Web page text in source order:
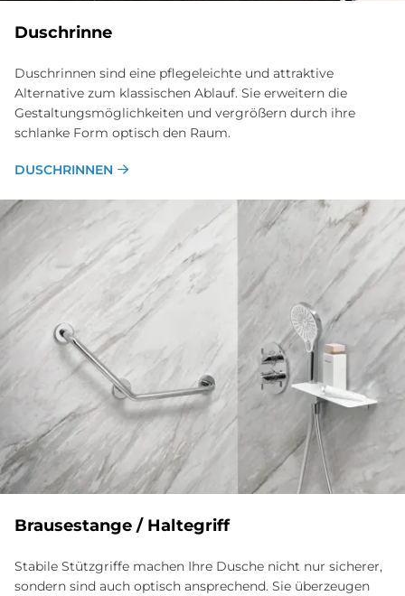
Dusch­rin­ne
Duschrinnen sind eine pflegeleichte und attraktive
Alternative zum klassischen Ablauf. Sie er­weitern die
Gestaltungs­möglichkeiten und ver­größern durch ihre
schlanke Form optisch den Raum.
DUSCHRINNEN
Brau­se­stan­ge / Hal­te­griff
Stabile Stützgriffe machen Ihre Dusche nicht nur sicherer,
sondern sind auch optisch ansprechend. Sie überzeugen